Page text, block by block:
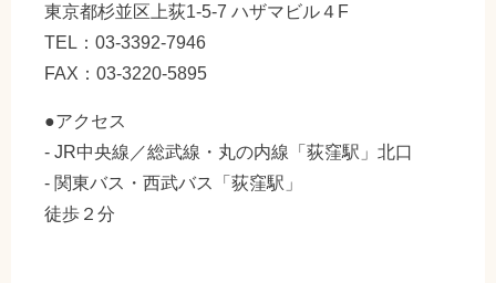
東京都杉並区上荻1-5-7 ハザマビル４F
TEL：03-3392-7946
FAX：03-3220-5895
●アクセス
- JR中央線／総武線・丸の内線「荻窪駅」北口
- 関東バス・西武バス「荻窪駅」
徒歩２分